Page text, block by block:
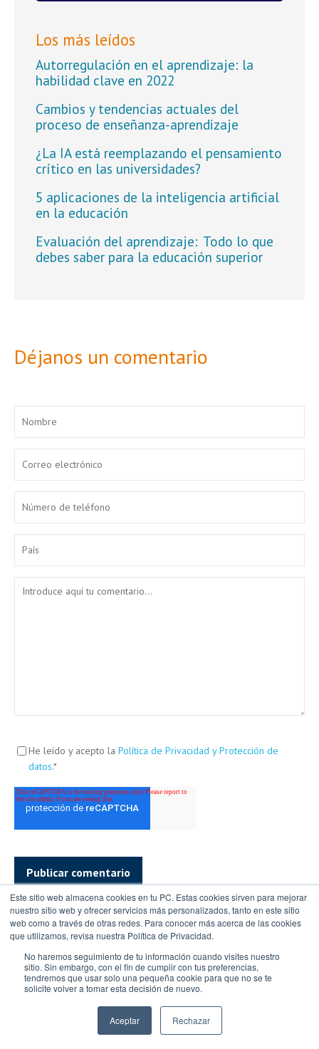
Este sitio web almacena cookies en tu PC. Estas cookies sirven para mejorar
nuestro sitio web y ofrecer servicios más personalizados, tanto en este sitio
web como a través de otras redes. Para conocer más acerca de las cookies
que utilizamos, revisa nuestra Política de Privacidad.
No haremos seguimiento de tu información cuando visites nuestro
sitio. Sin embargo, con el fin de cumplir con tus preferencias,
tendremos que usar solo una pequeña cookie para que no se te
solicite volver a tomar esta decisión de nuevo.
Aceptar Rechazar
Los más leídos
Autorregulación en el aprendizaje: la
habilidad clave en 2022
Cambios y tendencias actuales del
proceso de enseñanza-aprendizaje
¿La IA está reemplazando el pensamiento
crítico en las universidades?
5 aplicaciones de la inteligencia artificial
en la educación
Evaluación del aprendizaje: Todo lo que
debes saber para la educación superior
Déjanos un comentario
He leído y acepto la Política de Privacidad y Protección de
datos.*
Suscríbete a nuestro blog
y entérate de todas las novedades